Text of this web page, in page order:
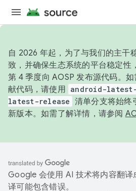
自 2026 年起，为了与我们的主干
致，并确保生态系统的平台稳定性
第 4 季度向 AOSP 发布源代码。
献代码，请使用 android-
latest-release 清单分支将始终
新版本。如需了解详情，请参阅
Google 会使用 AI 技术将内容翻译
译可能包含错误。